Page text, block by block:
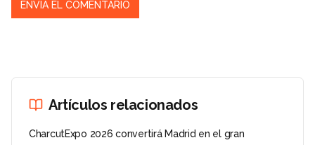
Artículos relacionados
CharcutExpo 2026 convertirá Madrid en el gran